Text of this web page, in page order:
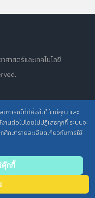
สบการณ์ที่ดียิ่งขึ้นให้แก่คุณ และ
นต่อไปโดยไม่ปฏิเสธคุกกี้ ระบบจะ
กษารายละเอียดเกี่ยวกับการใช้
คุ๊กกี้
าสตร์และเทคโนโลยี
วนบุคคล วศ. /
สำหรับการบริการสารสนเทศ